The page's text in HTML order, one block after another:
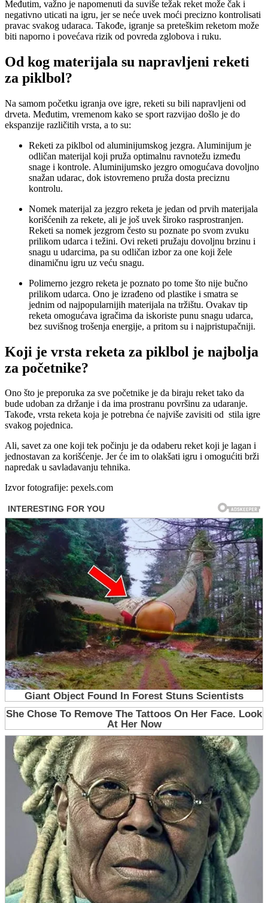
Međutim, važno je napomenuti da suviše težak reket može čak i
negativno uticati na igru, jer se neće uvek moći precizno kontrolisati
pravac svakog udaraca. Takođe, igranje sa preteškim reketom može
biti naporno i povećava rizik od povreda zglobova i ruku.
Od kog materijala su napravljeni reketi
za piklbol?
Na samom početku igranja ove igre, reketi su bili napravljeni od
drveta. Međutim, vremenom kako se sport razvijao došlo je do
ekspanzije različitih vrsta, a to su:
Reketi za piklbol od aluminijumskog jezgra. Aluminijum je
odličan materijal koji pruža optimalnu ravnotežu između
snage i kontrole. Aluminijumsko jezgro omogućava dovoljno
snažan udarac, dok istovremeno pruža dosta preciznu
kontrolu.
Nomek materijal za jezgro reketa je jedan od prvih materijala
korišćenih za rekete, ali je još uvek široko rasprostranjen.
Reketi sa nomek jezgrom često su poznate po svom zvuku
prilikom udarca i težini. Ovi reketi pružaju dovoljnu brzinu i
snagu u udarcima, pa su odličan izbor za one koji žele
dinamičnu igru uz veću snagu.
Polimerno jezgro reketa je poznato po tome što nije bučno
prilikom udarca. Ono je izrađeno od plastike i smatra se
jednim od najpopularnijih materijala na tržištu. Ovakav tip
reketa omogućava igračima da iskoriste punu snagu udarca,
bez suvišnog trošenja energije, a pritom su i najpristupačniji.
Koji je vrsta reketa za piklbol je najbolja
za početnike?
Ono što je preporuka za sve početnike je da biraju reket tako da
bude udoban za držanje i da ima prostranu površinu za udaranje.
Takođe, vrsta reketa koja je potrebna će najviše zavisiti od stila igre
svakog pojednica.
Ali, savet za one koji tek počinju je da odaberu reket koji je lagan i
jednostavan za korišćenje. Jer će im to olakšati igru i omogućiti brži
napredak u savladavanju tehnika.
Izvor fotografije: pexels.com